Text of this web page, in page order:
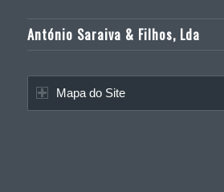
António Saraiva & Filhos, Lda
Mapa do Site